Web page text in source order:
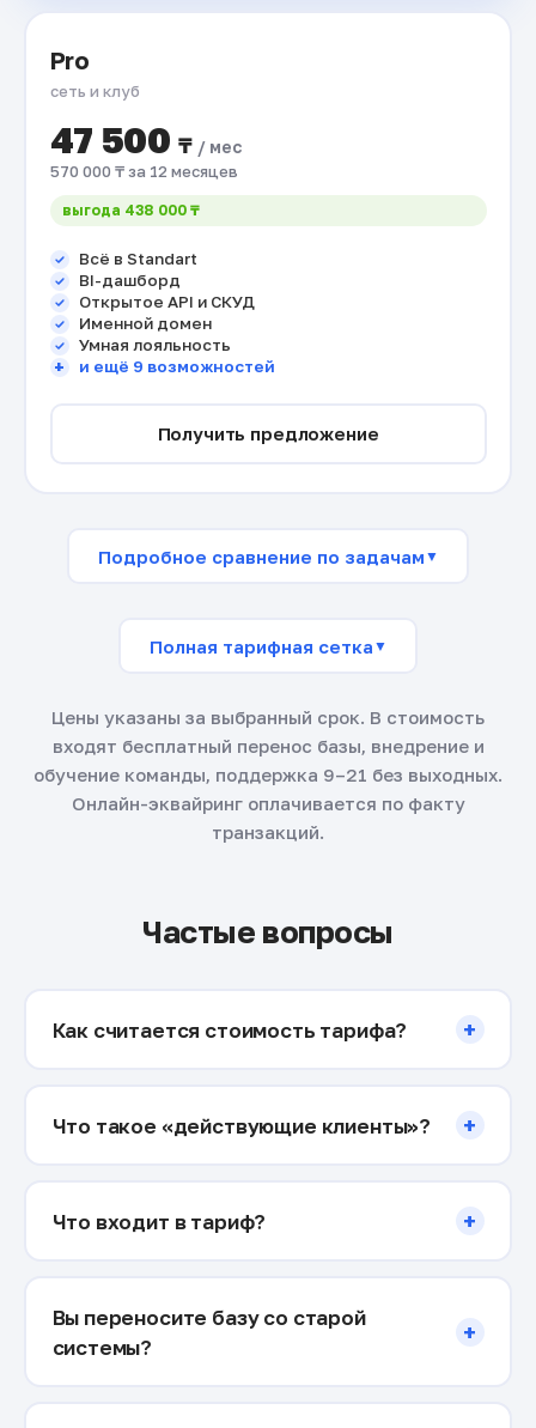
Pro
сеть и клуб
47 500₸/ мес
570 000 ₸ за 12 месяцев
выгода 438 000 ₸
Всё в Standart
BI-дашборд
Открытое API и СКУД
Именной домен
Умная лояльность
и ещё 9 возможностей
Получить предложение
Подробное сравнение по задачам ▼
Полная тарифная сетка ▼
Цены указаны за выбранный срок. В стоимость
входят бесплатный перенос базы, внедрение и
обучение команды, поддержка 9–21 без выходных.
Онлайн-эквайринг оплачивается по факту
транзакций.
Частые вопросы
Как считается стоимость тарифа? +
Что такое «действующие клиенты»? +
Что входит в тариф? +
Вы переносите базу со старой
системы?
+